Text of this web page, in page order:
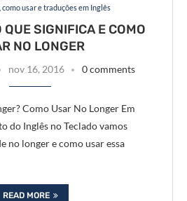
usar e traduções em Inglês
QUE SIGNIFICA E COMO
NO LONGER
nov 16, 2016 0 comments
Como Usar No Longer Em
do Inglês no Teclado vamos
no longer e como usar essa
READ MORE